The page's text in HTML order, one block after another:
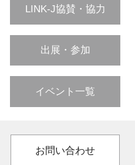
LINK-J協賛・協力
出展・参加
イベント一覧
お問い合わせ